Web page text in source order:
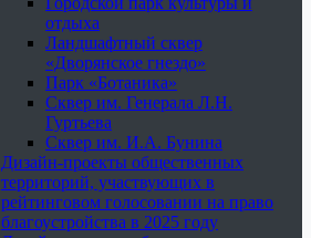
отдыха
Ландшафтный сквер
«Дворянское гнездо»
Парк «Ботаника»
Сквер им. Генерала Л.Н.
Гуртьева
Сквер им. И.А. Бунина
Дизайн-проекты общественных
территорий, участвующих в
рейтинговом голосовании на право
благоустройства в 2025 году